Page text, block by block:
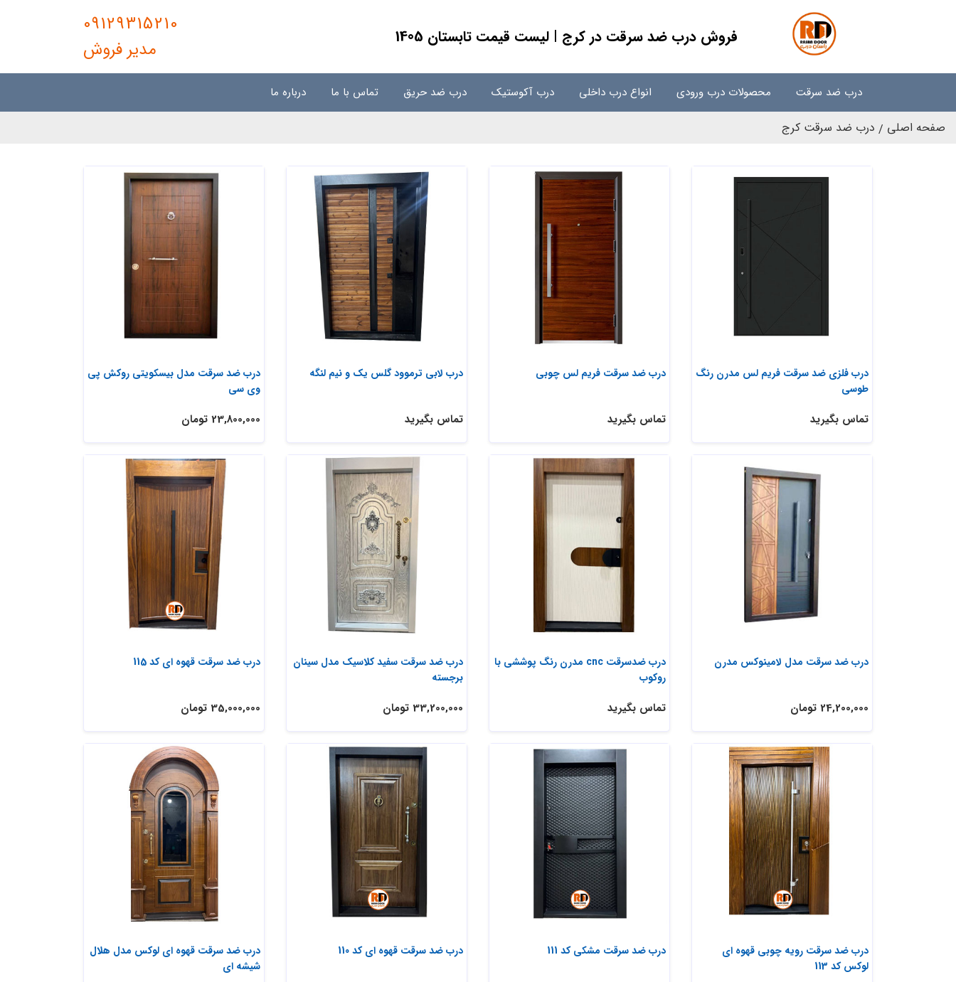
فروش درب ضد سرقت در کرج | لیست قیمت تابستان 1405
09129315210
مدیر فروش
درب ضد سرقت محصولات درب ورودی انواع درب داخلی درب آکوستیک درب ضد حریق تماس با ما درباره ما
صفحه اصلی درب ضد سرقت کرج
درب فلزی ضد سرقت فریم لس مدرن رنگ
طوسی
تماس بگیرید
درب ضد سرقت فریم لس چوبی
تماس بگیرید
درب لابی ترموود گلس یک و نیم لنگه
تماس بگیرید
درب ضد سرقت مدل بیسکویتی روکش پی
وی سی
23,800,000 تومان
درب ضد سرقت مدل لامینوکس مدرن
24,200,000 تومان
درب ضدسرقت cnc مدرن رنگ پوششی با
روکوب
تماس بگیرید
درب ضد سرقت سفید کلاسیک مدل سینان
برجسته
33,200,000 تومان
درب ضد سرقت قهوه ای کد 115
35,000,000 تومان
درب ضد سرقت رویه چوبی قهوه ای
لوکس کد 113
درب ضد سرقت مشکی کد 111 درب ضد سرقت قهوه ای کد 110
درب ضد سرقت قهوه ای لوکس مدل هلال
شیشه ای